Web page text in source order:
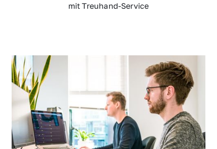
mit Treuhand-Service